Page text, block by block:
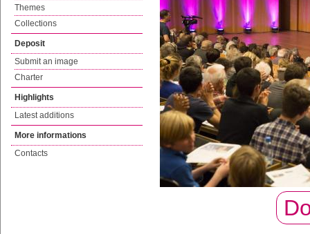
Themes
Collections
Deposit
Submit an image
Charter
Highlights
Latest additions
More informations
Contacts